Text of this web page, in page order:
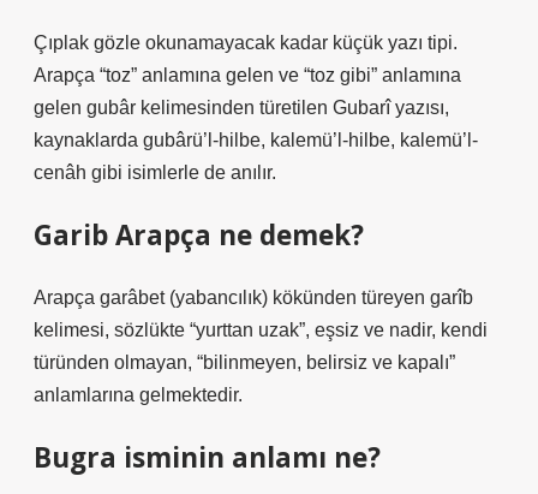
Çıplak gözle okunamayacak kadar küçük yazı tipi.
Arapça “toz” anlamına gelen ve “toz gibi” anlamına
gelen gubâr kelimesinden türetilen Gubarî yazısı,
kaynaklarda gubârü’l-hilbe, kalemü’l-hilbe, kalemü’l-
cenâh gibi isimlerle de anılır.
Garib Arapça ne demek?
Arapça garâbet (yabancılık) kökünden türeyen garîb
kelimesi, sözlükte “yurttan uzak”, eşsiz ve nadir, kendi
türünden olmayan, “bilinmeyen, belirsiz ve kapalı”
anlamlarına gelmektedir.
Bugra isminin anlamı ne?